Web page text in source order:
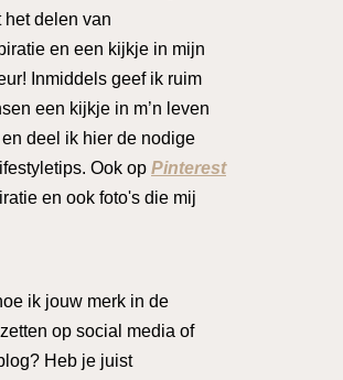
het delen van
en een kijkje in mijn
Inmiddels geef ik ruim
een kijkje in m’n leven
deel ik hier de nodige
Ook op Pinterest
en ook foto's die mij
ik jouw merk in de
op social media of
Heb je juist